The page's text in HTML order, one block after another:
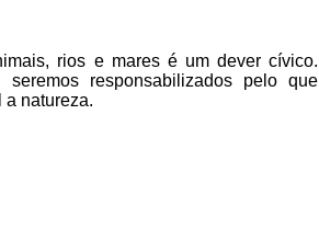
rios e mares é um dever cívico.
responsabilizados pelo que
a natureza.